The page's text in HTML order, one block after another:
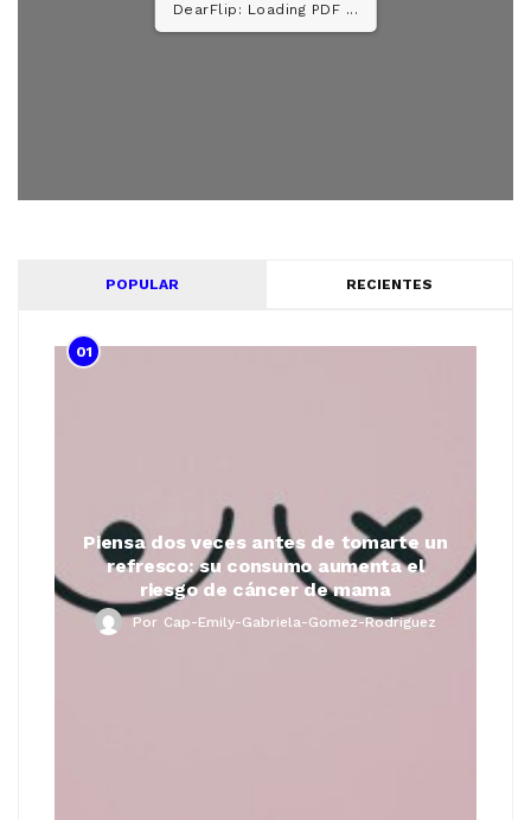
DearFlip: Loading PDF 26%
...
POPULAR RECIENTES
01
Piensa dos veces antes de tomarte un
refresco: su consumo aumenta el
riesgo de cáncer de mama
Por Cap-Emily-Gabriela-Gomez-Rodriguez